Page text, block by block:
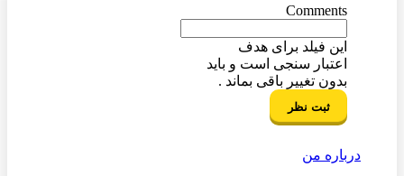
Comments
این فیلد برای هدف
اعتبار سنجی است و باید
بدون تغییر باقی بماند .
درباره من